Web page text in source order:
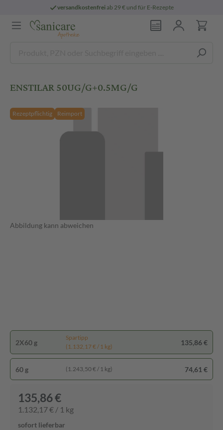
versandkostenfreiab 29 € und für E-Rezepte
ENSTILAR 50UG/G+0.5MG/G
Rezeptpflichtig Reimport
Abbildung kann abweichen
2X60 g
Spartipp
(1.132,17 € / 1 kg)
135,86 €
60 g (1.243,50 € / 1 kg) 74,61 €
135,86 €
1.132,17 € / 1 kg
sofort lieferbar